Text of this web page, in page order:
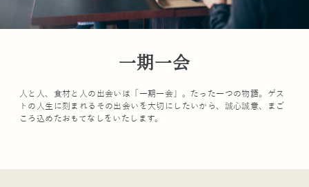
一期一会
人と人、食材と人の出会いは「一期一会」。たった一つの物語。ゲス
トの人生に刻まれるその出会いを大切にしたいから、誠心誠意、まご
ころ込めたおもてなしをいたします。